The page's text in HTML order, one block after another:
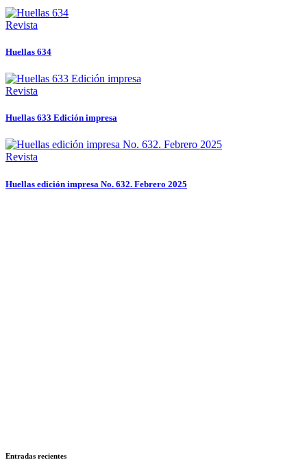
Revista
Huellas 634
Revista
Huellas 633 Edición impresa
Revista
Huellas edición impresa No. 632. Febrero 2025
Entradas recientes